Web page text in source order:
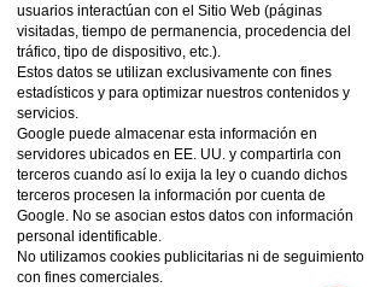
usuarios interactúan con el Sitio Web (páginas
visitadas, tiempo de permanencia, procedencia del
tráfico, tipo de dispositivo, etc.).
Estos datos se utilizan exclusivamente con fines
estadísticos y para optimizar nuestros contenidos y
servicios.
Google puede almacenar esta información en
servidores ubicados en EE. UU. y compartirla con
terceros cuando así lo exija la ley o cuando dichos
terceros procesen la información por cuenta de
Google. No se asocian estos datos con información
personal identificable.
No utilizamos cookies publicitarias ni de seguimiento
con fines comerciales.